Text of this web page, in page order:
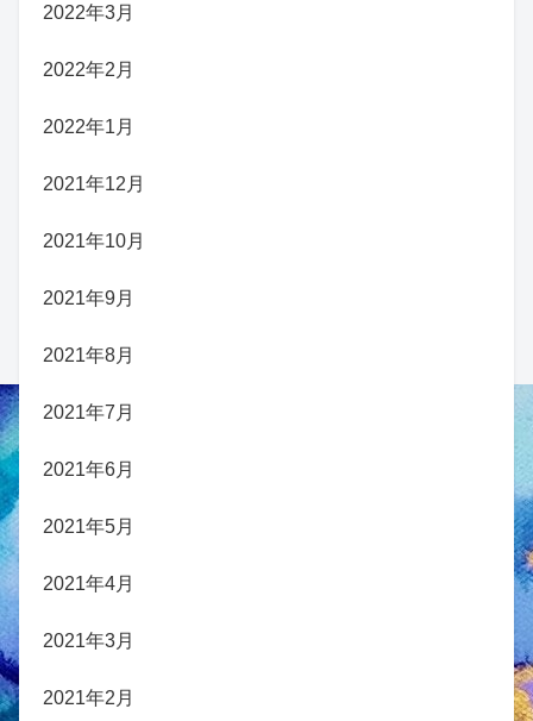
2022年3月
2022年2月
2022年1月
2021年12月
2021年10月
2021年9月
2021年8月
2021年7月
2021年6月
2021年5月
2021年4月
2021年3月
2021年2月